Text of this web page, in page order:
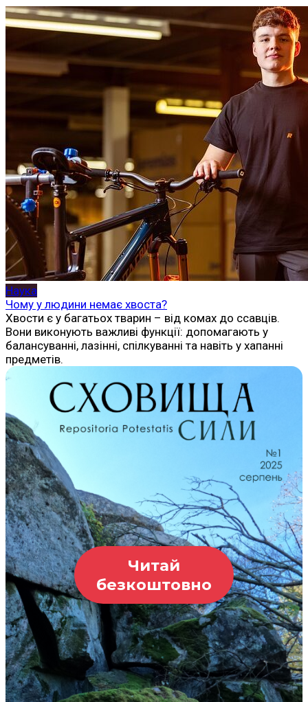
Наука
Чому у людини немає хвоста?
Хвости є у багатьох тварин – від комах до ссавців.
Вони виконують важливі функції: допомагають у
балансуванні, лазінні, спілкуванні та навіть у хапанні
предметів.
Читай
безкоштовно